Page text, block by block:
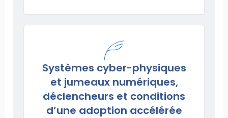
Systèmes cyber-physiques
et jumeaux numériques,
déclencheurs et conditions
d’une adoption accélérée